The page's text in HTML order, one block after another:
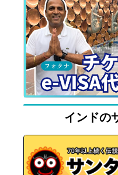
インドの